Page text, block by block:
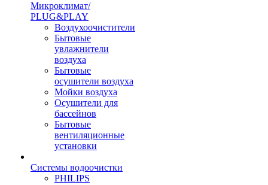
Микроклимат/
PLUG&PLAY
Воздухоочистители
Бытовые
увлажнители
воздуха
Бытовые
осушители воздуха
Мойки воздуха
Осушители для
бассейнов
Бытовые
вентиляционные
установки
Системы водоочистки
PHILIPS